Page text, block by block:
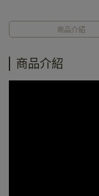
商品介紹
商品介紹